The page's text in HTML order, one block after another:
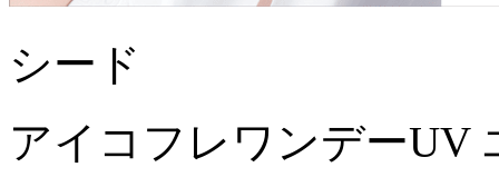
シード
アイコフレワンデーUV